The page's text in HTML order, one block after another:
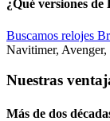
¿Qué versiones de
Buscamos relojes
Navitimer,
Nuestras
Más de dos